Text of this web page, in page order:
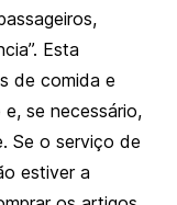
Esta
de comida e
se necessário,
Se o serviço de
estiver a